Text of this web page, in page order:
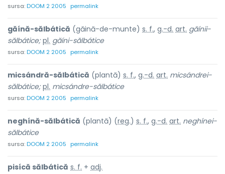
sursa:DOOM 2 2005 permalink
găínă-sălbátică (găină-de-munte) s. f., g.-d. art. găínii-
sălbátice; pl. găíni-sălbátice
sursa:DOOM 2 2005 permalink
micsándră-sălbátică (plantă) s. f., g.-d. art. micsándrei-
sălbátice; pl. micsándre-sălbátice
sursa:DOOM 2 2005 permalink
neghínă-sălbátică (plantă) (reg.) s. f., g.-d. art. neghínei-
sălbátice
sursa:DOOM 2 2005 permalink
pisícă sălbátică s. f. + adj.